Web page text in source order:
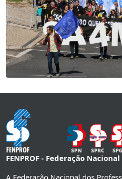
FENPROF - Federação
A Federação Nacional dos